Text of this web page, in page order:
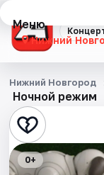
Меню
Нижний
Концерты
Театр
Стендап
Ночной режим
Нижний Новгород
0+